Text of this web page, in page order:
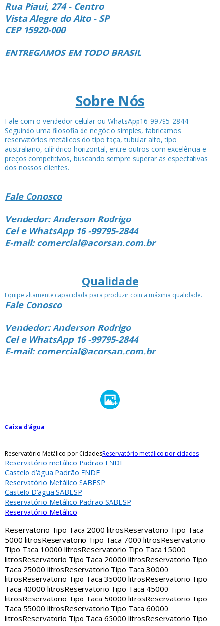
Rua Piaui, 274 - Centro
Vista Alegre do Alto - SP
CEP 15920-000
ENTREGAMOS EM TODO BRASIL
Sobre Nós
Fale com o vendedor celular ou WhatsApp16-99795-2844
Seguindo uma filosofia de negócio simples, fabricamos
reservatórios metálicos do tipo taça, tubular alto, tipo
australiano, cilíndrico horizontal, entre outros com excelência e
preços competitivos, buscando sempre superar as espectativas
dos nossos clientes.
Fale Conosco
Vendedor: Anderson Rodrigo
Cel e WhatsApp 16 -99795-2844
E-mail: comercial@acorsan.com.br
Qualidade
Equipe altamente capacidada para produzir com a máxima qualidade.
Fale Conosco
Vendedor: Anderson Rodrigo
Cel e WhatsApp 16 -99795-2844
E-mail: comercial@acorsan.com.br
Caixa d'água
Reservatório Metálico por CidadesReservatório metálico por cidades
Reservatório metálico Padrão FNDE
Castelo d’água Padrão FNDE
Reservatório Metálico SABESP
Castelo D’água SABESP
Reservatório Metálico Padrão SABESP
Reservatório Metálico
Reservatorio Tipo Taca 2000 litrosReservatorio Tipo Taca
5000 litrosReservatorio Tipo Taca 7000 litrosReservatorio
Tipo Taca 10000 litrosReservatorio Tipo Taca 15000
litrosReservatorio Tipo Taca 20000 litrosReservatorio Tipo
Taca 25000 litrosReservatorio Tipo Taca 30000
litrosReservatorio Tipo Taca 35000 litrosReservatorio Tipo
Taca 40000 litrosReservatorio Tipo Taca 45000
litrosReservatorio Tipo Taca 50000 litrosReservatorio Tipo
Taca 55000 litrosReservatorio Tipo Taca 60000
litrosReservatorio Tipo Taca 65000 litrosReservatorio Tipo